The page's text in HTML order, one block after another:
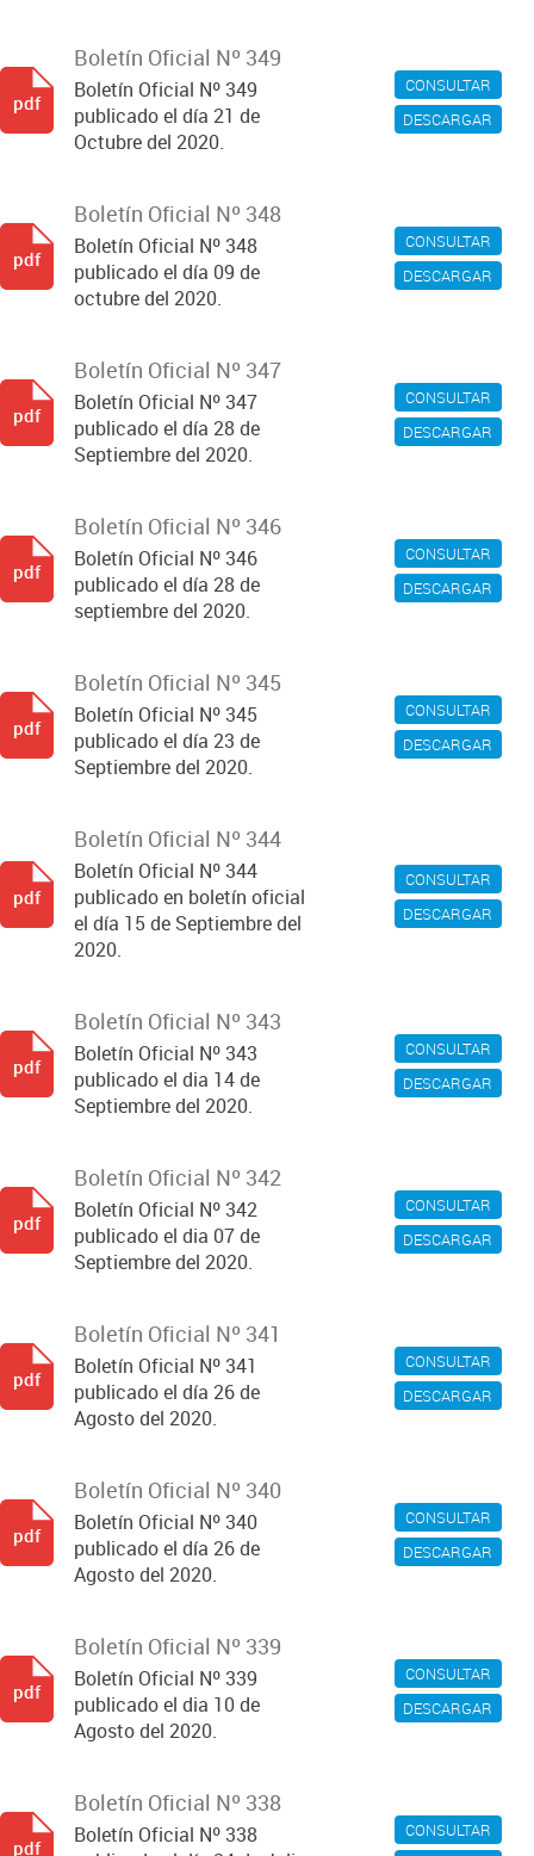
CONSULTAR
DESCARGAR
Boletín Oficial Nº 349
Boletín Oficial Nº 349
publicado el día 21 de
Octubre del 2020.
pdf
CONSULTAR
DESCARGAR
Boletín Oficial Nº 348
Boletín Oficial Nº 348
publicado el día 09 de
octubre del 2020.
pdf
CONSULTAR
DESCARGAR
Boletín Oficial Nº 347
Boletín Oficial Nº 347
publicado el día 28 de
Septiembre del 2020.
pdf
CONSULTAR
DESCARGAR
Boletín Oficial Nº 346
Boletín Oficial Nº 346
publicado el día 28 de
septiembre del 2020.
pdf
CONSULTAR
DESCARGAR
Boletín Oficial Nº 345
Boletín Oficial Nº 345
publicado el día 23 de
Septiembre del 2020.
pdf
CONSULTAR
DESCARGAR
Boletín Oficial Nº 344
Boletín Oficial Nº 344
publicado en boletín oficial
el día 15 de Septiembre del
2020.
pdf
CONSULTAR
DESCARGAR
Boletín Oficial Nº 343
Boletín Oficial Nº 343
publicado el dia 14 de
Septiembre del 2020.
pdf
CONSULTAR
DESCARGAR
Boletín Oficial Nº 342
Boletín Oficial Nº 342
publicado el dia 07 de
Septiembre del 2020.
pdf
CONSULTAR
DESCARGAR
Boletín Oficial Nº 341
Boletín Oficial Nº 341
publicado el día 26 de
Agosto del 2020.
pdf
CONSULTAR
DESCARGAR
Boletín Oficial Nº 340
Boletín Oficial Nº 340
publicado el día 26 de
Agosto del 2020.
pdf
CONSULTAR
DESCARGAR
Boletín Oficial Nº 339
Boletín Oficial Nº 339
publicado el dia 10 de
Agosto del 2020.
pdf
CONSULTAR
Boletín Oficial Nº 338
Boletín Oficial Nº 338
pdf